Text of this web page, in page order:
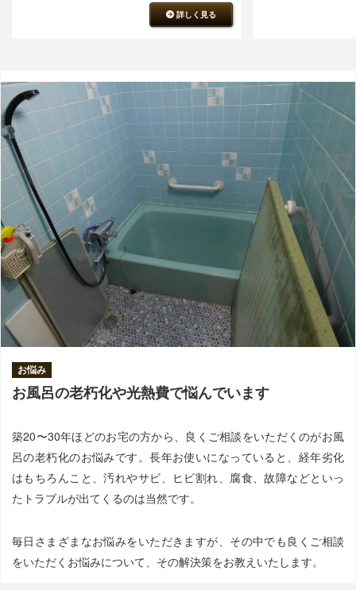
詳しく見る
お悩み
お風呂の老朽化や光熱費で悩んでいます
築20〜30年ほどのお宅の方から、良くご相談をいただくのがお風
呂の老朽化のお悩みです。長年お使いになっていると、経年劣化
はもちろんこと、汚れやサビ、ヒビ割れ、腐食、故障などといっ
たトラブルが出てくるのは当然です。
毎日さまざまなお悩みをいただきますが、その中でも良くご相談
をいただくお悩みについて、その解決策をお教えいたします。